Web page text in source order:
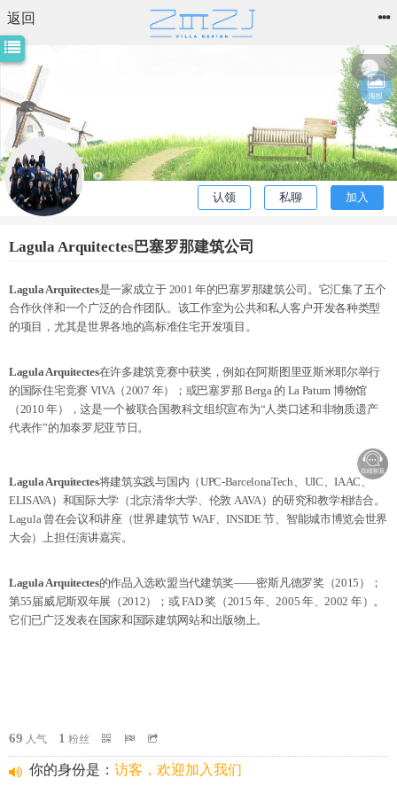
返回
加入
私聊
认领
电器
编者
26天
问过
Lagula Arquitectes巴塞罗那建筑公司
Lagula Arquitectes是一家成立于 2001 年的巴塞罗那建筑公司。它汇集了五个
合作伙伴和一个广泛的合作团队。 该工作室为公共和私人客户开发各种类型
的项目，尤其是世界各地的高标准住宅开发项目。
Lagula Arquitectes在许多建筑竞赛中获奖，例如在阿斯图里亚斯米耶尔举行
的国际住宅竞赛 VIVA（2007 年）； 或巴塞罗那 Berga 的 La Patum 博物馆
（2010 年），这是一个被联合国教科文组织宣布为“人类口述和非物质遗产
代表作”的加泰罗尼亚节日。
Lagula Arquitectes将建筑实践与国内（UPC-BarcelonaTech、UIC、IAAC、
ELISAVA）和国际大学（北京清华大学、伦敦 AAVA）的研究和教学相结合。
Lagula 曾在会议和讲座（世界建筑节 WAF、INSIDE 节、智能城市博览会世界
大会）上担任演讲嘉宾。
Lagula Arquitectes的作品入选欧盟当代建筑奖——密斯凡德罗奖（2015）；
第55届威尼斯双年展（2012）； 或 FAD 奖（2015 年、2005 年、2002 年）。
它们已广泛发表在国家和国际建筑网站和出版物上。
69 人气 1 粉丝
你的身份是： 访客，欢迎加入我们
也
建
一
海报